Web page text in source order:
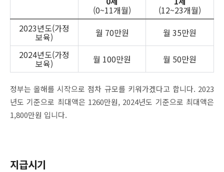
(0~11개월)
(12~23개월)
2023년도(가정
보육) 월 70만원
월 35만원
2024년도(가정
보육) 월 100만원 월 50만원
정부는 올해를 시작으로 점차 규모를 키워가겠다고 합니다. 2023
년도 기준으로 최대액은 1260만원, 2024년도 기준으로 최대액은
1,800만원 입니다.
지급시기